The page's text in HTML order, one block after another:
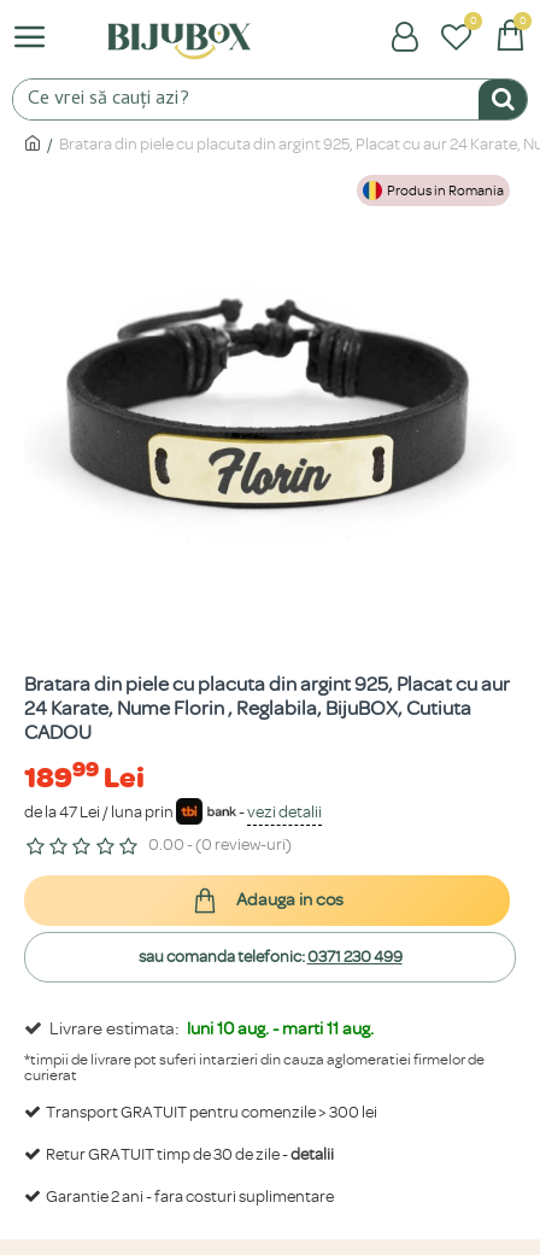
0 0
Bratara din piele cu placuta din argint 925, Placat cu aur 24 Karate,
Produs in Romania
Bratara din piele cu placuta din argint 925, Placat cu aur
24 Karate, Nume Florin , Reglabila, BijuBOX, Cutiuta
CADOU
18999 Lei
de la 47 Lei / luna prin -vezi detalii
0.00 - (0 review-uri)
Livrare estimata: luni 10 aug. - marti 11 aug.
*timpii de livrare pot suferi intarzieri din cauza aglomeratiei firmelor de
curierat
Transport GRATUIT pentru comenzile > 300 lei
Retur GRATUIT timp de 30 de zile -detalii
Garantie 2 ani - fara costuri suplimentare
Adauga in cos
sau comanda telefonic:0371 230 499